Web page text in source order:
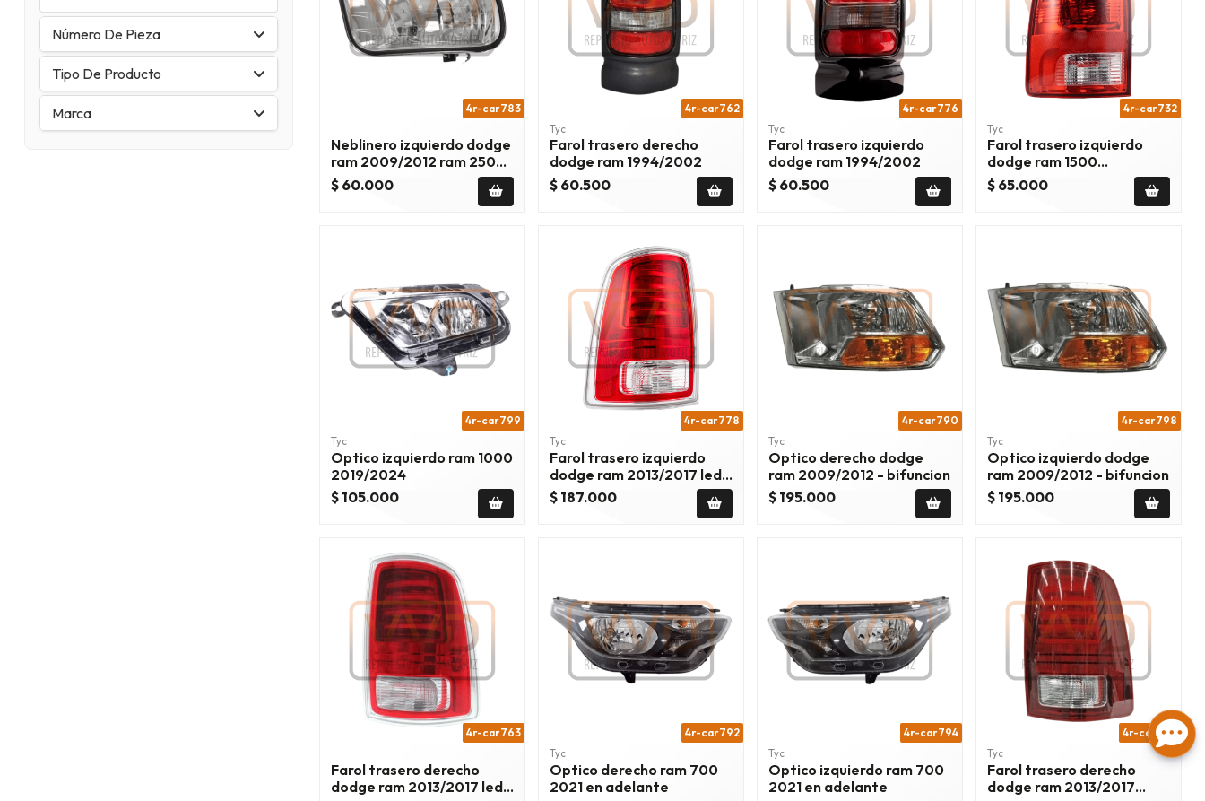
Número De Pieza
Tipo De Producto
Marca 4r-car783
Neblinero izquierdo dodge
ram 2009/2012 ram 2500
2009/2018 ram 3500
2010/2018
$ 60.000
4r-car762
Tyc
Farol trasero derecho
dodge ram 1994/2002
$ 60.500
4r-car776
Tyc
Farol trasero izquierdo
dodge ram 1994/2002
$ 60.500
4r-car732
Tyc
Farol trasero izquierdo
dodge ram 1500
2009/2014
$ 65.000
4r-car799
Tyc
Optico izquierdo ram 1000
2019/2024
$ 105.000
4r-car778
Tyc
Farol trasero izquierdo
dodge ram 2013/2017 led
cromado
$ 187.000
4r-car790
Tyc
Optico derecho dodge
ram 2009/2012 - bifuncion
$ 195.000
4r-car798
Tyc
Optico izquierdo dodge
ram 2009/2012 - bifuncion
$ 195.000
4r-car763
Farol trasero derecho
dodge ram 2013/2017 led
4r-car792
Tyc
Optico derecho ram 700
2021 en adelante
4r-car794
Tyc
Optico izquierdo ram 700
2021 en adelante
4r-car764
Tyc
Farol trasero derecho
dodge ram 2013/2017